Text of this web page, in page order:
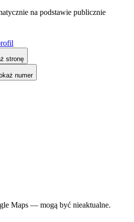
na podstawie publicznie
stronę
numer
Maps — mogą być nieaktualne.